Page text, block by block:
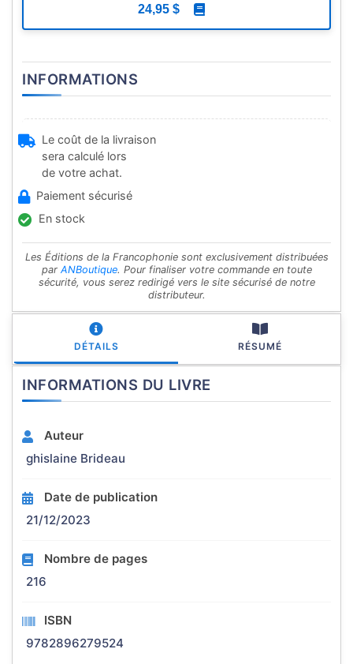
24,95 $
INFORMATIONS
Le coût de la livraison
sera calculé lors
de votre achat.
Paiement sécurisé
En stock
Les Éditions de la Francophonie sont exclusivement distribuées
par ANBoutique. Pour finaliser votre commande en toute
sécurité, vous serez redirigé vers le site sécurisé de notre
distributeur.
DÉTAILS RÉSUMÉ
INFORMATIONS DU LIVRE
Auteur
ghislaine Brideau
Date de publication
21/12/2023
Nombre de pages
216
ISBN
9782896279524